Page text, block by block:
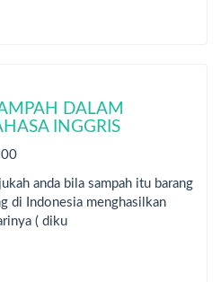
DALAM
INGGRIS
anda bila sampah itu barang
di Indonesia menghasilkan
( diku